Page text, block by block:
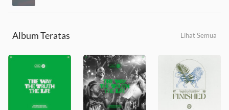
Album Teratas Lihat Semua